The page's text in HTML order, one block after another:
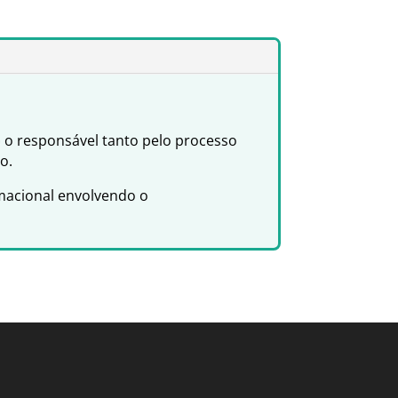
responsável tanto pelo processo
envolvendo o